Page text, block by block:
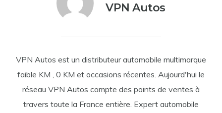
VPN Autos
VPN Autos est un distributeur automobile multimarque
faible KM , 0 KM et occasions récentes. Aujourd'hui le
réseau VPN Autos compte des points de ventes à
travers toute la France entière. Expert automobile